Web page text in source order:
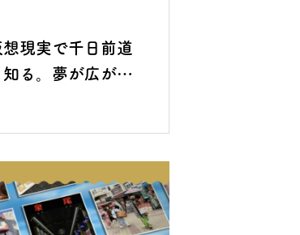
想現実で千日前道
る。夢が広がる